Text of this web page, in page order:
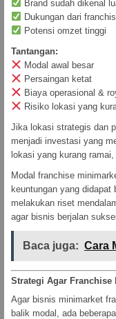
Brand sudah dikenal
Dukungan dari
Potensi omzet tinggi
Tantangan:
Modal awal besar
Persaingan ketat
Biaya operasional &
Risiko lokasi yang
Jika lokasi strategis dan
menjadi investasi yang
lokasi yang kurang
Modal franchise
keuntungan yang
melakukan riset
agar bisnis berjalan
Baca juga: Cara
Strategi Agar
Agar bisnis minimarket
balik modal, ada